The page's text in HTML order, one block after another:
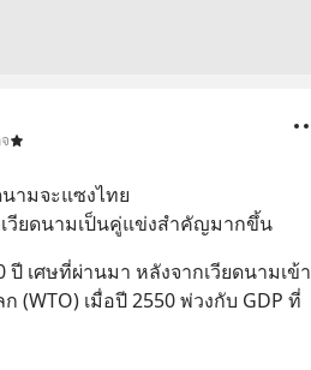
ามจะแซงไทย
ยดนามเป็นคู่แข่งสำคัญมากขึ้น
เศษที่ผ่านมา หลังจากเวียดนามเข้า
(WTO) เมื่อปี 2550 พ่วงกับ GDP ที่